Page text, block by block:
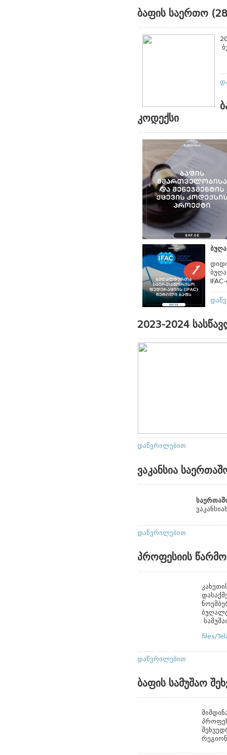
ბაფის საერთო
კოდექსი
2023-2024
დაწვრილებით
ვაკანსია
დაწვრილებით
პროფესიის
files/
დაწვრილებით
ბაფის სამუშაო